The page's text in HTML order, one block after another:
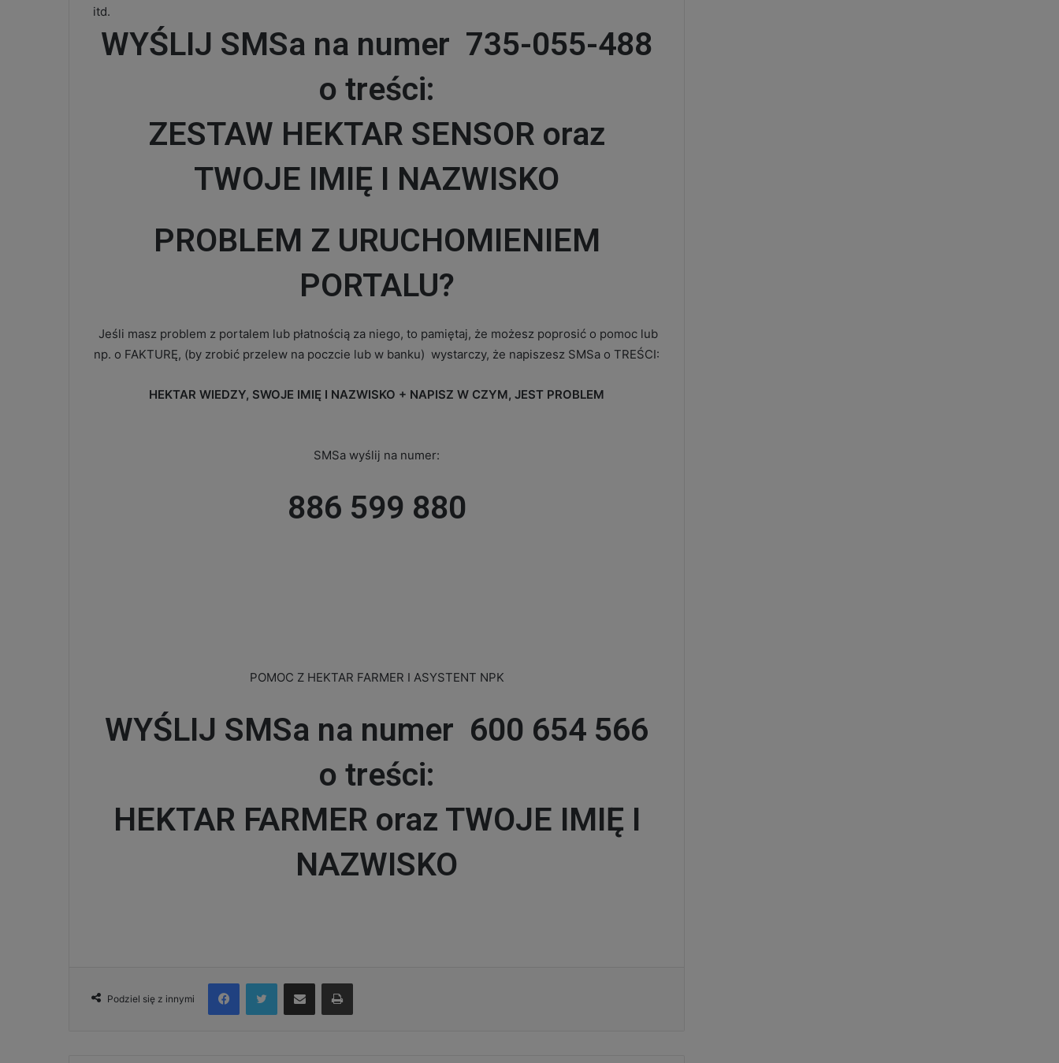
itd.
WYŚLIJ SMSa na numer 735-055-488
o treści:
ZESTAW HEKTAR SENSOR oraz
TWOJE IMIĘ I NAZWISKO
PROBLEM Z URUCHOMIENIEM
PORTALU?
Jeśli masz problem z portalem lub płatnością za niego, to pamiętaj, że możesz poprosić o pomoc lub
np. o FAKTURĘ, (by zrobić przelew na poczcie lub w banku) wystarczy, że napiszesz SMSa o TREŚCI:
HEKTAR WIEDZY, SWOJE IMIĘ I NAZWISKO + NAPISZ W CZYM, JEST PROBLEM
SMSa wyślij na numer:
886 599 880
POMOC Z HEKTAR FARMER I ASYSTENT NPK
WYŚLIJ SMSa na numer 600 654 566
o treści:
HEKTAR FARMER oraz TWOJE IMIĘ I
NAZWISKO
Podziel się z innymi
FacebookTwitter Udostępnij via e-mail Drukuj